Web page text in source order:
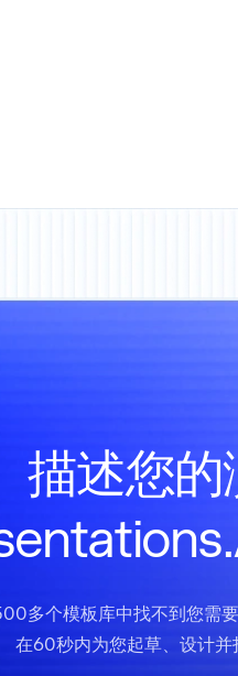
描述您的
多个模板库中找不到您需
在60秒内为您起草、设计并